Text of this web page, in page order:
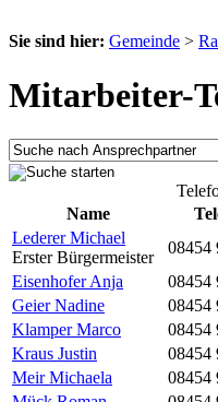
Sie sind hier: Gemeinde >
Mitarbeiter-
Name
Lederer Michael
Erster Bürgermeister
08454
Eisenhofer Anja
08454
Geier Nadine
08454
Klamper Marco
08454
Kraus Justin
08454
Meir Michaela
08454